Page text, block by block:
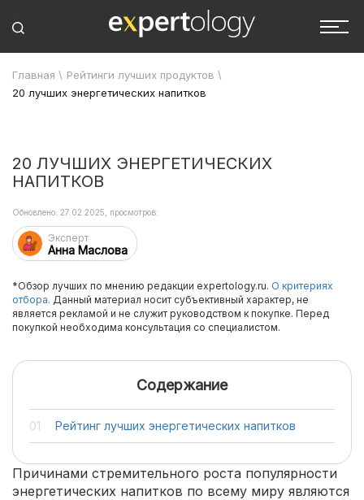
Главная \ Рейтинги лучших продуктов \
20 лучших энергетических напитков
20 ЛУЧШИХ ЭНЕРГЕТИЧЕСКИХ
НАПИТКОВ
Эксперт
Анна Маслова
Обновлено: 27.02.2025, просмотров:
*Обзор лучших по мнению редакции expertology.ru. О критериях
отбора. Данный материал носит субъективный характер, не
является рекламой и не служит руководством к покупке. Перед
покупкой необходима консультация со специалистом.
Содержание
Рейтинг лучших энергетических напитков
Причинами стремительного роста популярности
энергетических напитков по всему миру являются